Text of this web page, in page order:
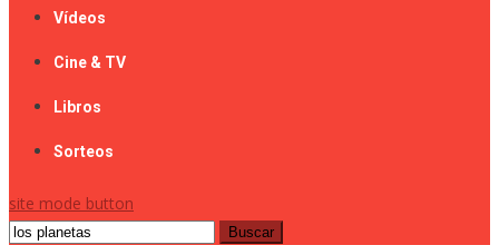
Vídeos
Cine & TV
Libros
Sorteos
site mode button
Buscar: